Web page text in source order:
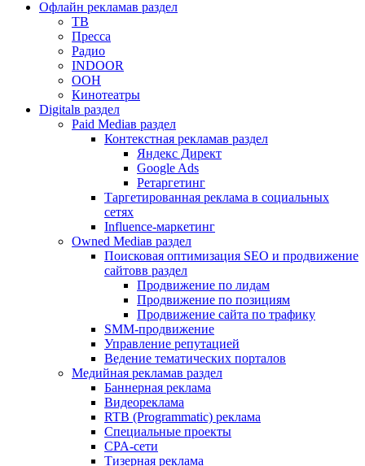
Офлайн рекламав раздел
ТВ
Пресса
Радио
INDOOR
OOH
Кинотеатры
Digitalв раздел
Paid Mediaв раздел
Контекстная рекламав раздел
Яндекс Директ
Google Ads
Ретаргетинг
Таргетированная реклама в социальных
сетях
Influence-маркетинг
Owned Mediaв раздел
Поисковая оптимизация SEO и продвижение
сайтовв раздел
Продвижение по лидам
Продвижение по позициям
Продвижение сайта по трафику
SMM-продвижение
Управление репутацией
Ведение тематических порталов
Медийная рекламав раздел
Баннерная реклама
Видеореклама
RTB (Programmatic) реклама
Специальные проекты
CPA-сети
Тизерная реклама